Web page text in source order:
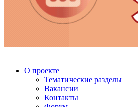
О проекте
Тематические разделы
Вакансии
Контакты